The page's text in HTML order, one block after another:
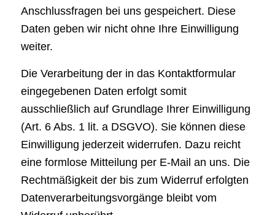
Anschlussfragen bei uns gespeichert. Diese
Daten geben wir nicht ohne Ihre Einwilligung
weiter.
Die Verarbeitung der in das Kontaktformular
eingegebenen Daten erfolgt somit
ausschließlich auf Grundlage Ihrer Einwilligung
(Art. 6 Abs. 1 lit. a DSGVO). Sie können diese
Einwilligung jederzeit widerrufen. Dazu reicht
eine formlose Mitteilung per E-Mail an uns. Die
Rechtmäßigkeit der bis zum Widerruf erfolgten
Datenverarbeitungsvorgänge bleibt vom